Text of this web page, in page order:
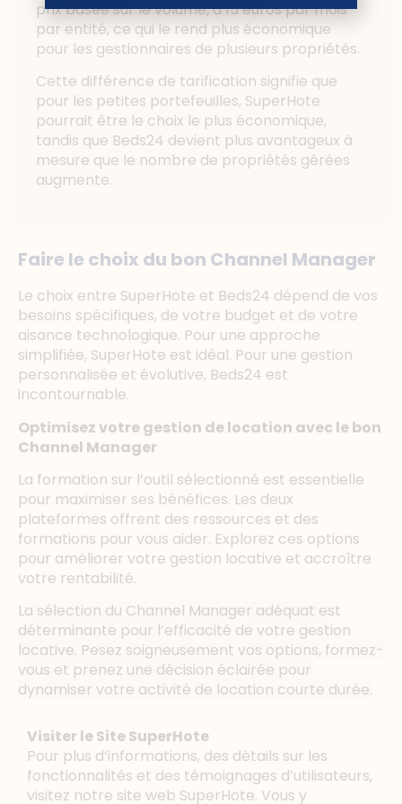
prix basée sur le volume, à 15 euros par mois
par entité, ce qui le rend plus économique
pour les gestionnaires de plusieurs propriétés.
Cette différence de tarification signifie que
pour les petites portefeuilles, SuperHote
pourrait être le choix le plus économique,
tandis que Beds24 devient plus avantageux à
mesure que le nombre de propriétés gérées
augmente.
Faire le choix du bon Channel Manager
Le choix entre SuperHote et Beds24 dépend de vos
besoins spécifiques, de votre budget et de votre
aisance technologique. Pour une approche
simplifiée, SuperHote est idéal. Pour une gestion
personnalisée et évolutive, Beds24 est
incontournable.
Optimisez votre gestion de location avec le bon
Channel Manager
La formation sur l’outil sélectionné est essentielle
pour maximiser ses bénéfices. Les deux
plateformes offrent des ressources et des
formations pour vous aider. Explorez ces options
pour améliorer votre gestion locative et accroître
votre rentabilité.
La sélection du Channel Manager adéquat est
déterminante pour l’efficacité de votre gestion
locative. Pesez soigneusement vos options, formez-
vous et prenez une décision éclairée pour
dynamiser votre activité de location courte durée.
Visiter le Site SuperHote
Pour plus d’informations, des détails sur les
fonctionnalités et des témoignages d’utilisateurs,
visitez notre site web SuperHote. Vous y